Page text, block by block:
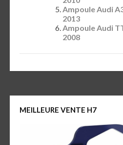
Ampoule Audi
2013
Ampoule Audi
2008
MEILLEURE VENTE H7